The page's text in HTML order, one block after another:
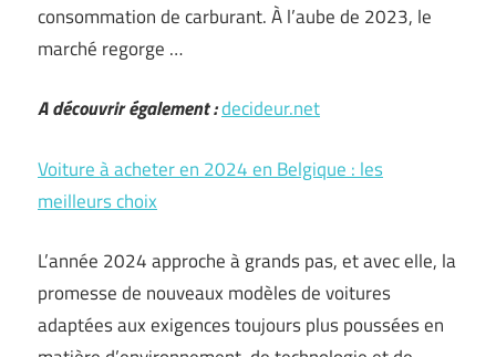
consommation de carburant. À l’aube de 2023, le
marché regorge …
A découvrir également :decideur.net
Voiture à acheter en 2024 en Belgique : les
meilleurs choix
L’année 2024 approche à grands pas, et avec elle, la
promesse de nouveaux modèles de voitures
adaptées aux exigences toujours plus poussées en